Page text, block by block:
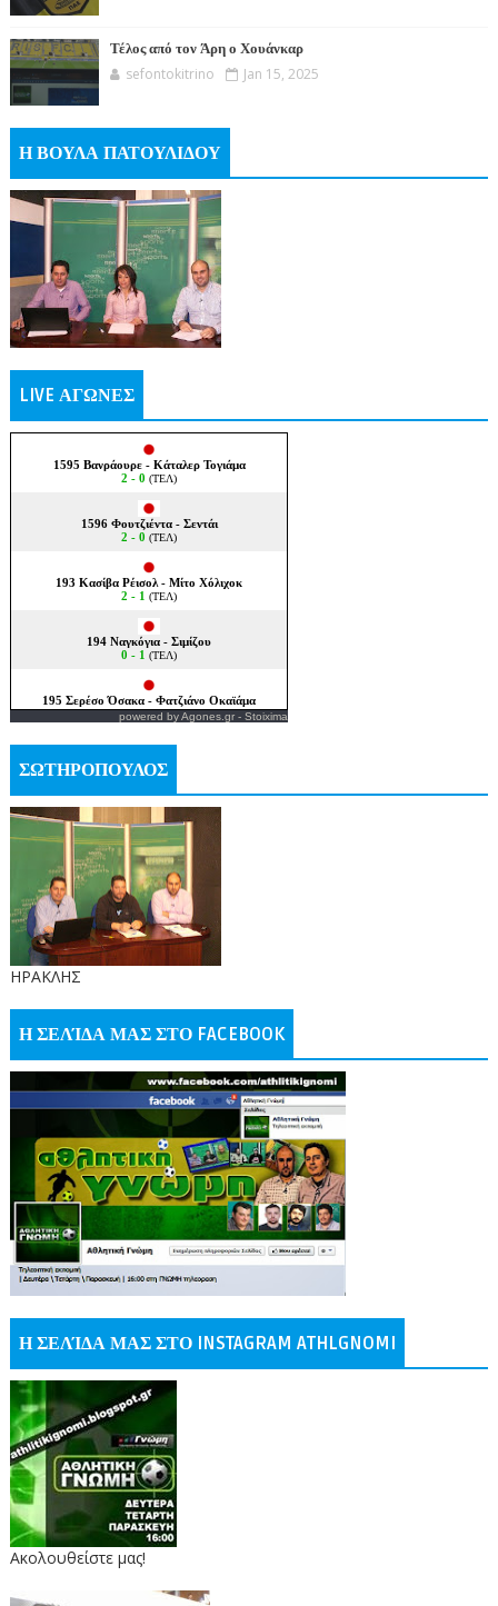
Τέλος από τον Άρη ο Χουάνκαρ
sefontokitrino Jan 15, 2025
Η ΒΟΥΛΑ ΠΑΤΟΥΛΙΔΟΥ
LIVE ΑΓΩΝΕΣ
powered byAgones.gr- Stoixima
ΣΩΤΗΡΟΠΟΥΛΟΣ
ΗΡΑΚΛΗΣ
Η ΣΕΛΊΔΑ ΜΑΣ ΣΤΟ FACEBOOK
Η ΣΕΛΊΔΑ ΜΑΣ ΣΤΟ INSTAGRAM ATHLGNOMI
Ακολουθείστε μας!